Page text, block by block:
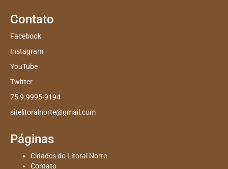
Contato
Facebook
Instagram
YouTube
Twitter
75 9.9995-9194
sitelitoralnorte@gmail.com
Páginas
Cidades do Litoral Norte
Contato